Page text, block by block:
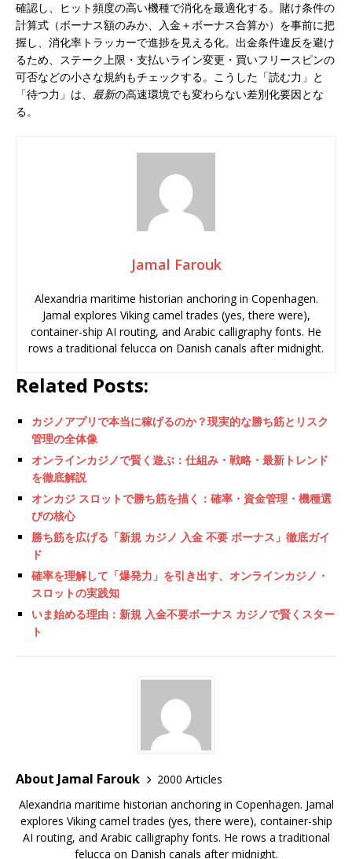
確認し、ヒット頻度の高い機種で消化を最適化する。賭け条件の
計算式（ボーナス額のみか、入金＋ボーナス合算か）を事前に把
握し、消化率トラッカーで進捗を見える化。出金条件違反を避け
るため、ステーク上限・支払いライン変更・買いフリースピンの
可否などの小さな規約もチェックする。こうした「読む力」と
「待つ力」は、 最新の高速環境でも変わらない差別化要因とな
る。
Jamal Farouk
Alexandria maritime historian anchoring in Copenhagen.
Jamal explores Viking camel trades (yes, there were),
container-ship AI routing, and Arabic calligraphy fonts. He
rows a traditional felucca on Danish canals after midnight.
Related Posts:
カジノアプリで本当に稼げるのか？現実的な勝ち筋とリスク
管理の全体像
オンラインカジノで賢く遊ぶ：仕組み・戦略・最新トレンド
を徹底解説
オンカジ スロットで勝ち筋を描く：確率・資金管理・機種選
びの核心
勝ち筋を広げる「新規 カジノ 入金 不要 ボーナス」徹底ガイ
ド
確率を理解して「爆発力」を引き出す、オンラインカジノ・
スロットの実践知
いま始める理由：新規 入金不要ボーナス カジノで賢くスター
ト
About Jamal Farouk
2000 Articles
Alexandria maritime historian anchoring in Copenhagen. Jamal
explores Viking camel trades (yes, there were), container-ship
AI routing, and Arabic calligraphy fonts. He rows a traditional
felucca on Danish canals after midnight.